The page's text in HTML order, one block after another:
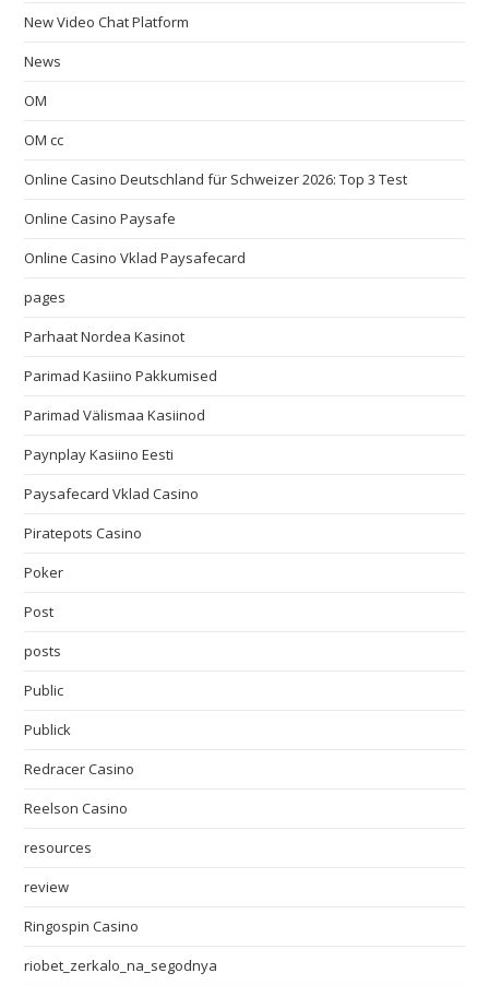
New Video Chat Platform
News
OM
OM cc
Online Casino Deutschland für Schweizer 2026: Top 3 Test
Online Casino Paysafe
Online Casino Vklad Paysafecard
pages
Parhaat Nordea Kasinot
Parimad Kasiino Pakkumised
Parimad Välismaa Kasiinod
Paynplay Kasiino Eesti
Paysafecard Vklad Casino
Piratepots Casino
Poker
Post
posts
Public
Publick
Redracer Casino
Reelson Casino
resources
review
Ringospin Casino
riobet_zerkalo_na_segodnya